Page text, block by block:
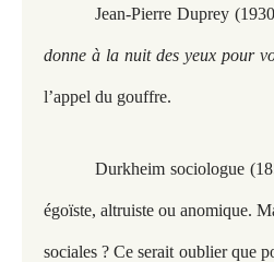
Jean-Pierre Duprey
donne à la nuit des yeux pour
l’appel du gouffre.
Durkheim sociologue
égoïste, altruiste ou anomique.
sociales ? Ce serait oublier que